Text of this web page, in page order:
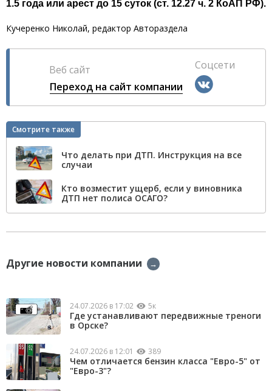
1.5 года или арест до 15 суток (ст. 12.27 ч. 2 КоАП РФ).
Кучеренко Николай, редактор Автораздела
Веб сайт
Переход на сайт компании
Соцсети
Смотрите также
Что делать при ДТП. Инструкция на все
случаи
Кто возместит ущерб, если у виновника
ДТП нет полиса ОСАГО?
Другие новости компании →
24.07.2026 в 17:02 5к
Где устанавливают передвижные треноги
в Орске?
24.07.2026 в 12:01 389
Чем отличается бензин класса "Евро-5" от
"Евро-3"?